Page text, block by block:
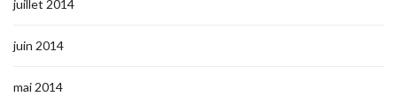
juillet 2014
juin 2014
mai 2014